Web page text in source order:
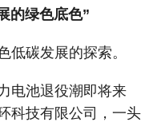
的绿色底色”
碳发展的探索。
池退役潮即将来
科技有限公司，一头